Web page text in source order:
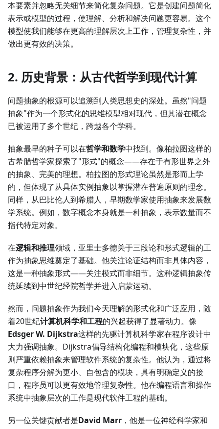
本要素并忽略无关细节来简化复杂问题。它是创建问题简化
表示或模型的过程，使理解、分析和解决问题更容易。这个
模型使我们能够在更高的理解层次上工作，管理复杂性，并
做出更有效的决策。
2. 历史背景：从古代哲学到现代计算
问题抽象的根源可以追溯到人类思想史的深处。虽然"问题
抽象"作为一个形式化的思维模型相对现代，但其潜在概念
已被运用了多个世纪，跨越各个学科。
抽象最早的种子可以在哲学和数学中找到。像柏拉图这样的
古希腊哲学家探索了"形式"的概念——存在于有形世界之外
的抽象、完美的理想。柏拉图的形式理论虽然是形而上学
的，但体现了从具体实例抽象以掌握潜在普遍原则的理念。
同样，从巴比伦人到希腊人，早期数学家使用抽象来发展数
学系统。例如，数字概念本身就是一种抽象，表示数量而不
指代特定对象。
在逻辑和推理领域，亚里士多德关于三段论和形式逻辑的工
作为抽象思维奠定了基础。他关注论证结构而非具体内容，
这是一种抽象形式——关注模式而非细节。这种逻辑抽象传
统延续到中世纪经院哲学并进入启蒙运动。
然而，问题抽象作为我们今天理解的形式化和广泛应用，随
着20世纪计算机科学和工程的兴起获得了显著动力。像
Edsger W. Dijkstra这样的先驱计算机科学家在程序设计中
大力强调抽象。Dijkstra倡导结构化编程和模块化，这些原
则严重依赖抽象来管理软件系统的复杂性。他认为，通过将
复杂程序分解为更小、自包含的模块，具有明确定义的接
口，程序员可以更有效地管理复杂性。他在编程语言和操作
系统中抽象层次的工作是现代软件工程的基础。
另一位关键贡献者是David Marr ，他是一位神经科学家和